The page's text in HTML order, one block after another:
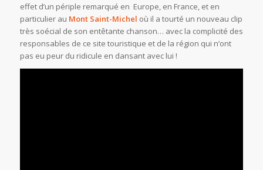
effet d’un périple remarqué en Europe, en France, et en
particulier au Mont Saint-Michel où il a tourté un nouveau clip
très soécial de son entêtante chanson… avec la complicité des
responsables de ce site touristique et de la région qui n’ont
pas eu peur du ridicule en dansant avec lui !